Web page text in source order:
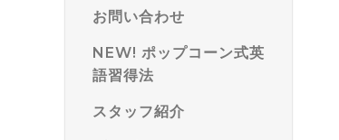
お問い合わせ
NEW! ポップコーン式英
語習得法
スタッフ紹介